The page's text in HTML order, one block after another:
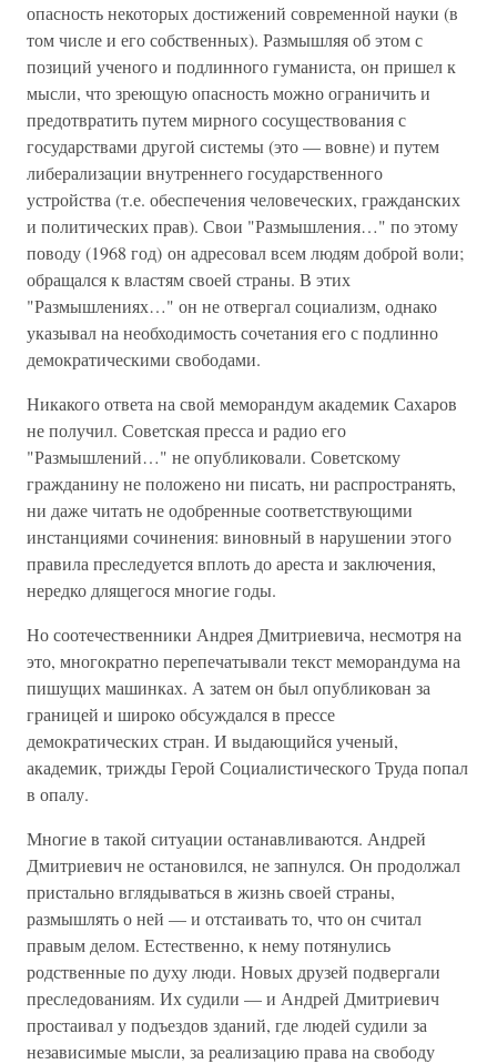
опасность некоторых достижений современной науки (в
том числе и его собственных). Размышляя об этом с
позиций ученого и подлинного гуманиста, он пришел к
мысли, что зреющую опасность можно ограничить и
предотвратить путем мирного сосуществования с
государствами другой системы (это — вовне) и путем
либерализации внутреннего государственного
устройства (т.е. обеспечения человеческих, гражданских
и политических прав). Свои "Размышления…" по этому
поводу (1968 год) он адресовал всем людям доброй воли;
обращался к властям своей страны. В этих
"Размышлениях…" он не отвергал социализм, однако
указывал на необходимость сочетания его с подлинно
демократическими свободами.
Никакого ответа на свой меморандум академик Сахаров
не получил. Советская пресса и радио его
"Размышлений…" не опубликовали. Советскому
гражданину не положено ни писать, ни распространять,
ни даже читать не одобренные соответствующими
инстанциями сочинения: виновный в нарушении этого
правила преследуется вплоть до ареста и заключения,
нередко длящегося многие годы.
Но соотечественники Андрея Дмитриевича, несмотря на
это, многократно перепечатывали текст меморандума на
пишущих машинках. А затем он был опубликован за
границей и широко обсуждался в прессе
демократических стран. И выдающийся ученый,
академик, трижды Герой Социалистического Труда попал
в опалу.
Многие в такой ситуации останавливаются. Андрей
Дмитриевич не остановился, не запнулся. Он продолжал
пристально вглядываться в жизнь своей страны,
размышлять о ней — и отстаивать то, что он считал
правым делом. Естественно, к нему потянулись
родственные по духу люди. Новых друзей подвергали
преследованиям. Их судили — и Андрей Дмитриевич
простаивал у подъездов зданий, где людей судили за
независимые мысли, за реализацию права на свободу